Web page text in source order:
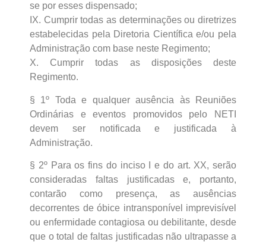
se por esses dispensado;
IX. Cumprir todas as determinações ou diretrizes
estabelecidas pela Diretoria Científica e/ou pela
Administração com base neste Regimento;
X. Cumprir todas as disposições deste
Regimento.
§ 1º Toda e qualquer ausência às Reuniões
Ordinárias e eventos promovidos pelo NETI
devem ser notificada e justificada à
Administração.
§ 2º Para os fins do inciso I e do art. XX, serão
consideradas faltas justificadas e, portanto,
contarão como presença, as ausências
decorrentes de óbice intransponível imprevisível
ou enfermidade contagiosa ou debilitante, desde
que o total de faltas justificadas não ultrapasse a